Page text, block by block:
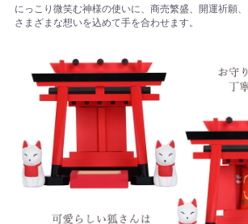
にっこり微笑む神様の使いに、商売繁盛、開運祈願、
さまざまな想いを込めて手を合わせます。